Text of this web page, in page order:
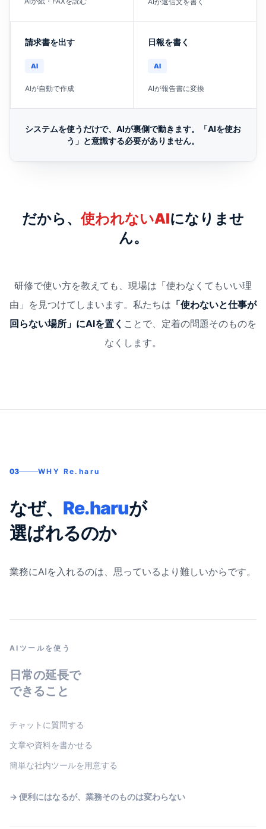
請求書を出す
AI
AIが自動で作成
日報を書く
AI
AIが報告書に変換
システムを使うだけで、AIが裏側で動きます。「AIを使お
う」と意識する必要がありません。
だから、使われないAIになりませ
ん。
研修で使い方を教えても、現場は「使わなくてもいい理
由」を見つけてしまいます。 私たちは 「使わないと仕事が
回らない場所」にAIを置く ことで、定着の問題そのものを
なくします。
03 WHY Re.haru
なぜ、 Re.haruが
選ばれるのか
業務にAIを入れるのは、思っているより難しいからです。
AIツールを使う
日常の延長で
できること
チャットに質問する
文章や資料を書かせる
簡単な社内ツールを用意する
→ 便利にはなるが、業務そのものは変わらない